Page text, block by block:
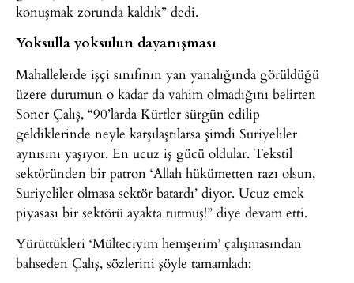
konuşmak zorunda kaldık” dedi.
Yoksulla yoksulun dayanışması
Mahallelerde işçi sınıfının yan yanalığında görüldüğü
üzere durumun o kadar da vahim olmadığını belirten
Soner Çalış, “90’larda Kürtler sürgün edilip
geldiklerinde neyle karşılaştılarsa şimdi Suriyeliler
aynısını yaşıyor. En ucuz iş gücü oldular. Tekstil
sektöründen bir patron ‘Allah hükümetten razı olsun,
Suriyeliler olmasa sektör batardı’ diyor. Ucuz emek
piyasası bir sektörü ayakta tutmuş!” diye devam etti.
Yürüttükleri ‘Mülteciyim hemşerim’ çalışmasından
bahseden Çalış, sözlerini şöyle tamamladı: